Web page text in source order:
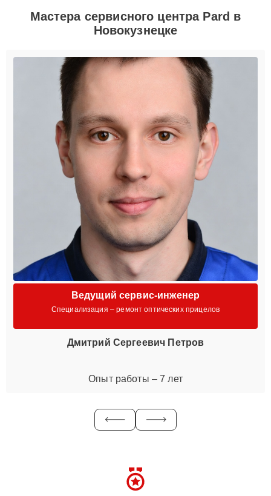
Мастера сервисного центра Pard в
Новокузнецке
Ведущий сервис-инженер
Специализация – ремонт оптических прицелов
Дмитрий Сергеевич Петров
Опыт работы – 7 лет